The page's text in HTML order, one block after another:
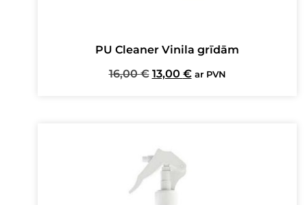
PU Cleaner Vinila grīdām
16,00€ Original
13,00 €Current
ar PVN